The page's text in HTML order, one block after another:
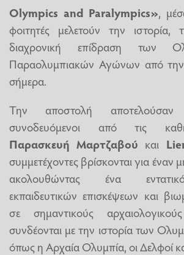
Olympics and Paralympics»,
φοιτητές μελετούν την ιστορία,
διαχρονική επίδραση των
Παραολυμπιακών Αγώνων από την
σήμερα.
Την αποστολή αποτελούσαν
συνοδευόμενοι από τις
Παρασκευή Μαρτζαβού και
συμμετέχοντες βρίσκονται για έναν
ακολουθώντας ένα
εκπαιδευτικών επισκέψεων και
σε σημαντικούς
συνδέονται με την ιστορία των
όπως η Αρχαία Ολυμπία, οι Δελφοί